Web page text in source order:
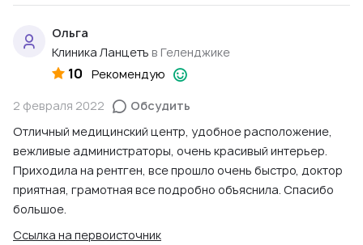
Ольга
Клиника Ланцетъ в Геленджике
10 Рекомендую
2 февраля 2022
Обсудить
Отличный медицинский центр, удобное расположение,
вежливые администраторы, очень красивый интерьер.
Приходила на рентген, все прошло очень быстро, доктор
приятная, грамотная все подробно объяснила. Спасибо
большое.
Ссылка на первоисточник